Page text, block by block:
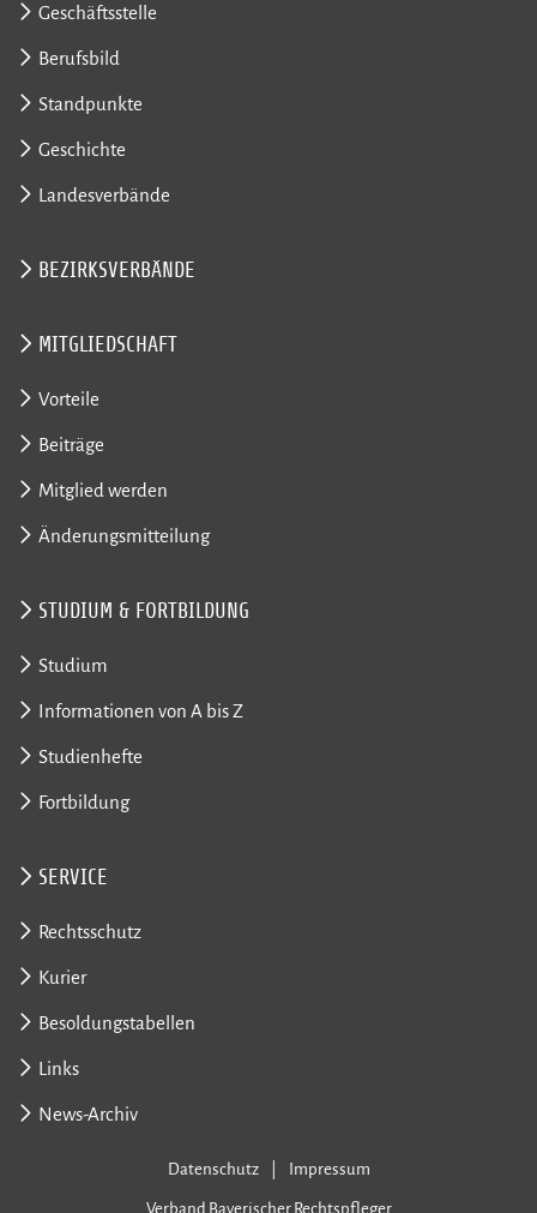
Geschäftsstelle
Berufsbild
Standpunkte
Geschichte
Landesverbände
BEZIRKSVERBÄNDE
MITGLIEDSCHAFT
Vorteile
Beiträge
Mitglied werden
Änderungsmitteilung
STUDIUM & FORTBILDUNG
Studium
Informationen von A bis Z
Studienhefte
Fortbildung
SERVICE
Rechtsschutz
Kurier
Besoldungstabellen
Links
News-Archiv
Datenschutz Impressum
Verband Bayerischer Rechtspfleger